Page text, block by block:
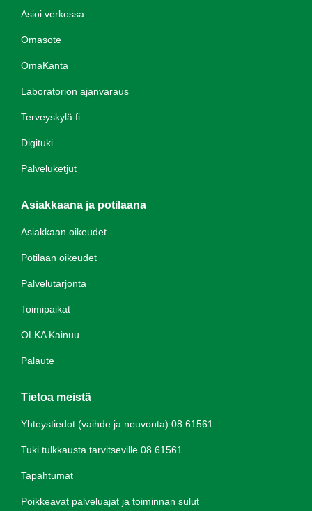
Asioi verkossa
Omasote
OmaKanta
Laboratorion ajanvaraus
Terveyskylä.fi
Digituki
Palveluketjut
Asiakkaana ja potilaana
Asiakkaan oikeudet
Potilaan oikeudet
Palvelutarjonta
Toimipaikat
OLKA Kainuu
Palaute
Tietoa meistä
Yhteystiedot (vaihde ja neuvonta) 08 61561
Tuki tulkkausta tarvitseville 08 61561
Tapahtumat
Poikkeavat palveluajat ja toiminnan sulut